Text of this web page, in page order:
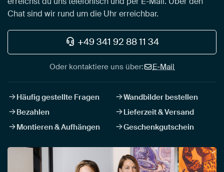
Chat sind wir rund um die Uhr erreichbar.
+49 341 92 88 11 34
Oder kontaktiere uns über: E-Mail
Häufig gestellte Fragen
Wandbilder bestellen
Bezahlen
Lieferzeit & Versand
Montieren & Aufhängen
Geschenkgutschein